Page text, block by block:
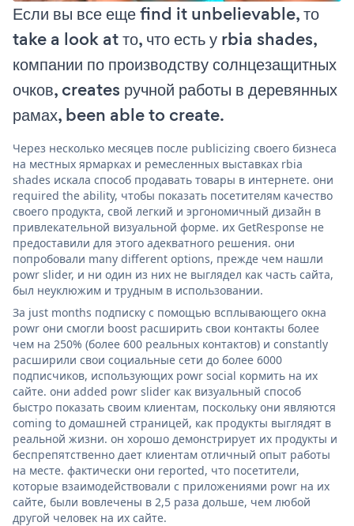
Если вы все еще find it unbelievable, то
take a look at то, что есть у rbia shades,
компании по производству солнцезащитных
очков, creates ручной работы в деревянных
рамах, been able to create.
Через несколько месяцев после publicizing своего бизнеса
на местных ярмарках и ремесленных выставках rbia
shades искала способ продавать товары в интернете. они
required the ability, чтобы показать посетителям качество
своего продукта, свой легкий и эргономичный дизайн в
привлекательной визуальной форме. их GetResponse не
предоставили для этого адекватного решения. они
попробовали many different options, прежде чем нашли
powr slider, и ни один из них не выглядел как часть сайта,
был неуклюжим и трудным в использовании.
За just months подписку с помощью всплывающего окна
powr они смогли boost расширить свои контакты более
чем на 250% (более 600 реальных контактов) и constantly
расширили свои социальные сети до более 6000
подписчиков, использующих powr social кормить на их
сайте. они added powr slider как визуальный способ
быстро показать своим клиентам, поскольку они являются
coming to домашней страницей, как продукты выглядят в
реальной жизни. он хорошо демонстрирует их продукты и
беспрепятственно дает клиентам отличный опыт работы
на месте. фактически они reported, что посетители,
которые взаимодействовали с приложениями powr на их
сайте, были вовлечены в 2,5 раза дольше, чем любой
другой человек на их сайте.